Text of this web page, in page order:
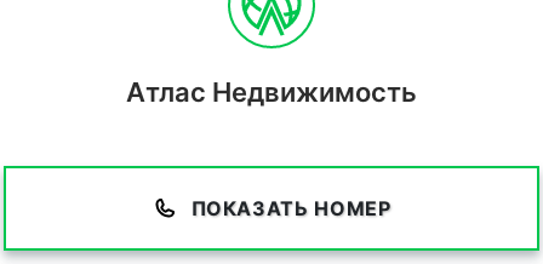
Атлас Недвижимость
ПОКАЗАТЬ НОМЕР